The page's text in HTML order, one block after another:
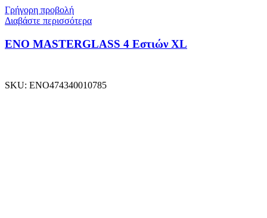
Γρήγορη προβολή
Διαβάστε περισσότερα
ENO MASTERGLASS 4 Εστιών XL
SKU: ΕΝΟ474340010785